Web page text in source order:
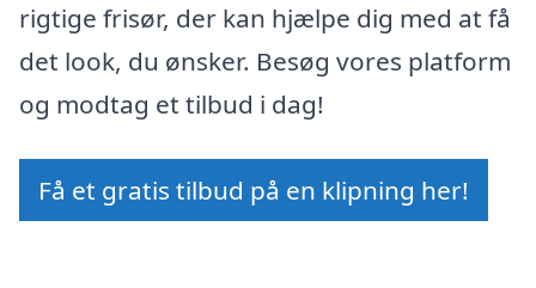
rigtige frisør, der kan hjælpe dig med at få
det look, du ønsker. Besøg vores platform
og modtag et tilbud i dag!
Få et gratis tilbud på en klipning her!